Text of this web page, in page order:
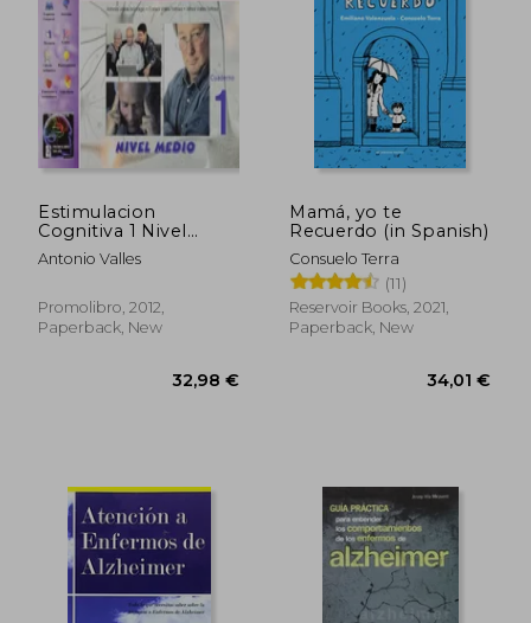
83,31 €
Estimulacion
Cognitiva 1 Nivel
Medio (in Spanish)
Antonio Valles
Promolibro, 2012,
Paperback, New
Mamá, yo te
Recuerdo (in Spanish)
Consuelo Terra
(11)
Reservoir Books, 2021,
Paperback, New